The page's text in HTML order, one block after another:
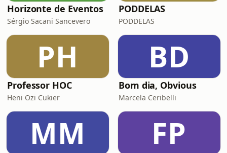
Horizonte de Eventos
Sérgio Sacani Sancevero
PODDELAS
PODDELAS
PH
Professor HOC
Heni Ozi Cukier
BD
Bom dia, Obvious
Marcela Ceribelli
MM FP